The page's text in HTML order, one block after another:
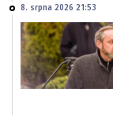
8. srpna 2026 21:53